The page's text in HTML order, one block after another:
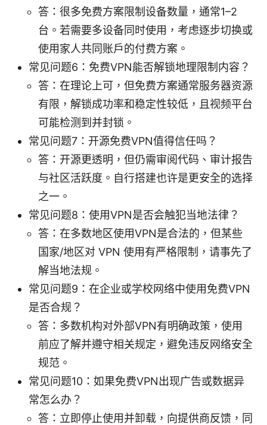
答：很多免费方案限制设备数量，通常1–2
台。若需要多设备同时使用，考虑逐步切换或
使用家人共同账户的付费方案。
常见问题6：免费VPN能否解锁地理限制内容？
答：在理论上可，但免费方案通常服务器资源
有限，解锁成功率和稳定性较低，且视频平台
可能检测到并封锁。
常见问题7：开源免费VPN值得信任吗？
答：开源更透明，但仍需审阅代码、审计报告
与社区活跃度。自行搭建也许是更安全的选择
之一。
常见问题8：使用VPN是否会触犯当地法律？
答：在多数地区使用VPN是合法的，但某些
国家/地区对 VPN 使用有严格限制，请事先了
解当地法规。
常见问题9：在企业或学校网络中使用免费VPN
是否合规？
答：多数机构对外部VPN有明确政策，使用
前应了解并遵守相关规定，避免违反网络安全
规范。
常见问题10：如果免费VPN出现广告或数据异
常怎么办？
答：立即停止使用并卸载，向提供商反馈，同